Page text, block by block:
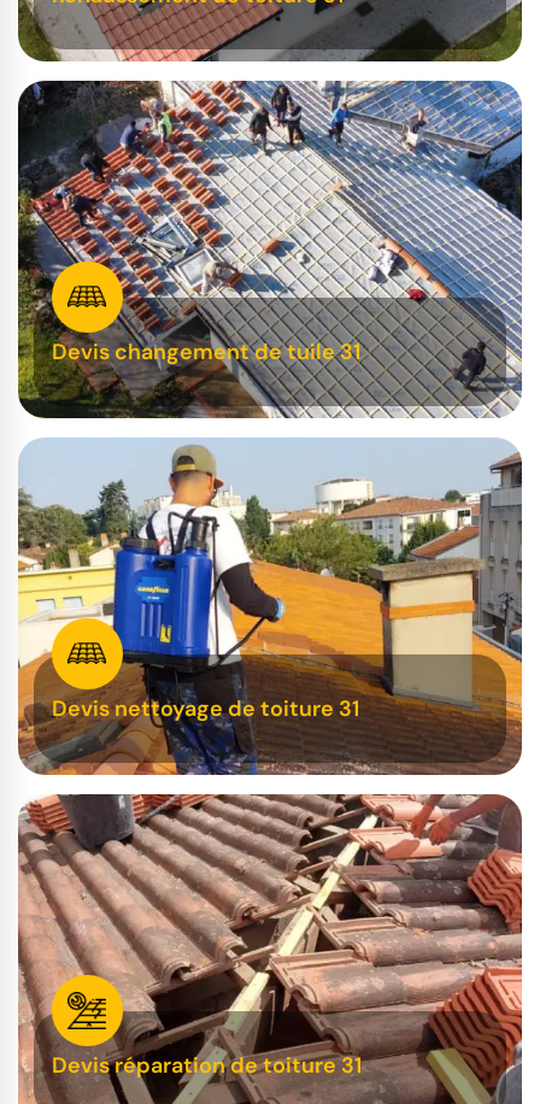
Devis changement de tuile 31
Devis nettoyage de toiture 31
Devis réparation de toiture 31